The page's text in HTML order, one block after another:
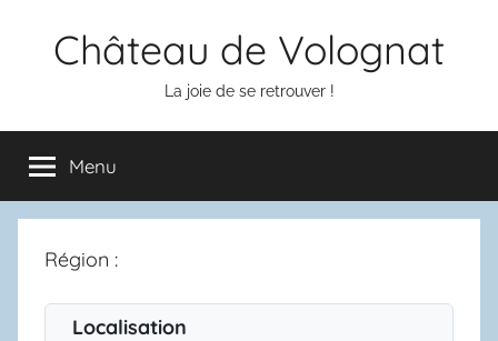
Château de Volognat
La joie de se retrouver !
Menu
Région :
Localisation